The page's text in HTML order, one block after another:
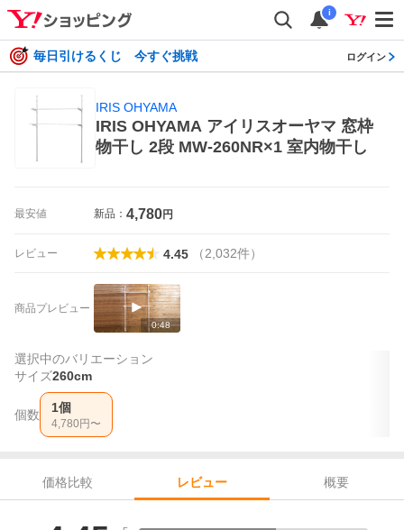
i
毎日引けるくじ 今すぐ挑戦 ログイン
IRIS OHYAMA
IRIS OHYAMA アイリスオーヤマ 窓枠
物干し 2段 MW-260NR×1 室内物干し
最安値 新品： 4,780円
レビュー 4.45 （2,032件）
商品プレビュー
0:48
選択中のバリエーション
サイズ260cm
個数 1個
4,780 円〜
価格比較 レビュー
概要